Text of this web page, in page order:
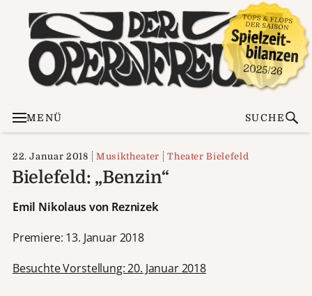
MENÜ SUCHE
22. Januar 2018 Musiktheater Theater Bielefeld
Bielefeld: „Benzin“
Emil Nikolaus von Reznizek
Premiere: 13. Januar 2018
Besuchte Vorstellung: 20. Januar 2018